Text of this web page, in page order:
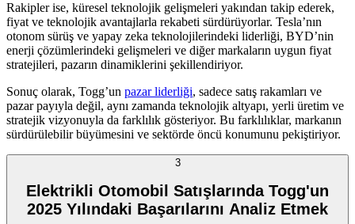
Rakipler ise, küresel teknolojik gelişmeleri yakından takip ederek,
fiyat ve teknolojik avantajlarla rekabeti sürdürüyorlar. Tesla’nın
otonom sürüş ve yapay zeka teknolojilerindeki liderliği, BYD’nin
enerji çözümlerindeki gelişmeleri ve diğer markaların uygun fiyat
stratejileri, pazarın dinamiklerini şekillendiriyor.
Sonuç olarak, Togg’un pazar liderliği, sadece satış rakamları ve
pazar payıyla değil, aynı zamanda teknolojik altyapı, yerli üretim ve
stratejik vizyonuyla da farklılık gösteriyor. Bu farklılıklar, markanın
sürdürülebilir büyümesini ve sektörde öncü konumunu pekiştiriyor.
3
Elektrikli Otomobil Satışlarında Togg'un
2025 Yılındaki Başarılarını Analiz Etmek